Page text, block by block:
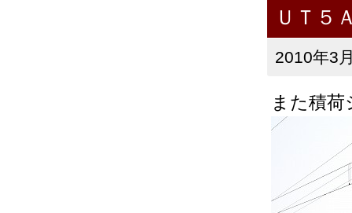
ＵＴ５
2010年3
また積